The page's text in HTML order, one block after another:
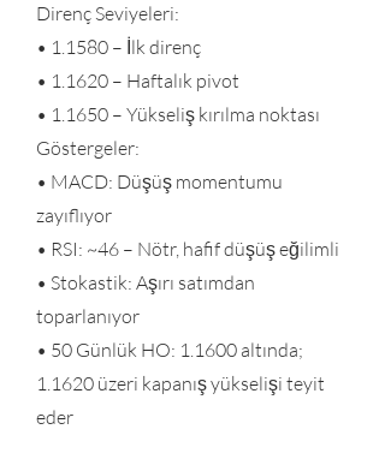
Direnç Seviyeleri:
• 1.1580 – İlk direnç
• 1.1620 – Haftalık pivot
• 1.1650 – Yükseliş kırılma noktası
Göstergeler:
• MACD: Düşüş momentumu
zayıflıyor
• RSI: ~46 – Nötr, hafif düşüş eğilimli
• Stokastik: Aşırı satımdan
toparlanıyor
• 50 Günlük HO: 1.1600 altında;
1.1620 üzeri kapanış yükselişi teyit
eder